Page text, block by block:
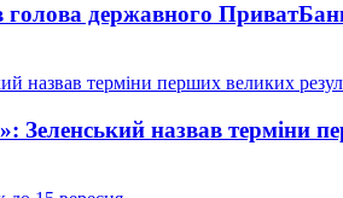
голова державного
Зеленський назвав терміни